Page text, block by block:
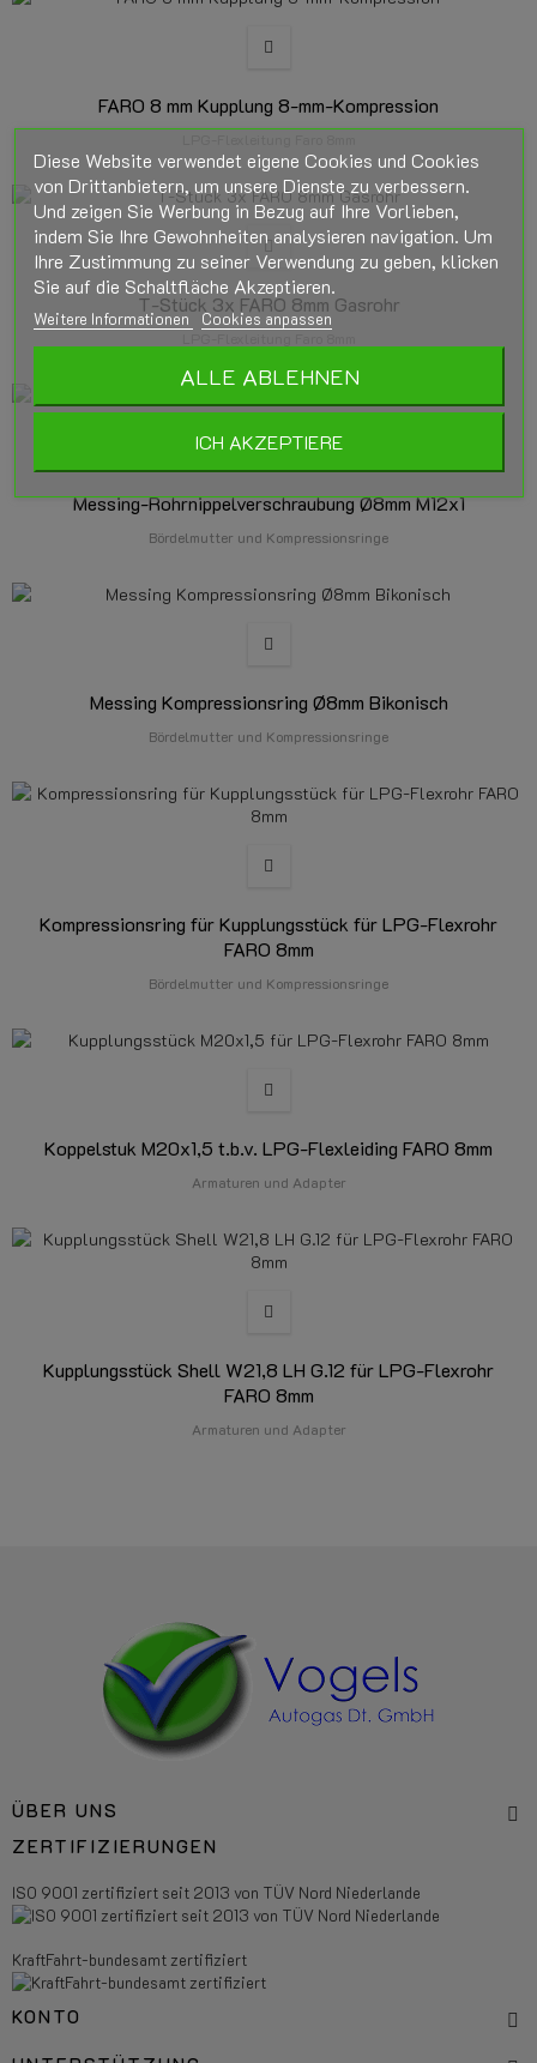
FARO 8 mm Kupplung 8-mm-Kompression
T-Stück 3x FARO 8mm Gasrohr
Messing-Rohrnippelverschraubung Ø8mm M12x1
Bördelmutter und Kompressionsringe
Messing Kompressionsring Ø8mm Bikonisch
Bördelmutter und Kompressionsringe
Kompressionsring für Kupplungsstück für LPG-Flexrohr
FARO 8mm
Bördelmutter und Kompressionsringe
Koppelstuk M20x1,5 t.b.v. LPG-Flexleiding FARO 8mm
Armaturen und Adapter
Kupplungsstück Shell W21,8 LH G.12 für LPG-Flexrohr
FARO 8mm
Armaturen und Adapter
ÜBER UNS
ZERTIFIZIERUNGEN
ISO 9001 zertifiziert seit 2013 von TÜV Nord Niederlande
KraftFahrt-bundesamt zertifiziert
KONTO
Diese Website verwendet eigene Cookies und Cookies
von Drittanbietern, um unsere Dienste zu verbessern.
Und zeigen Sie Werbung in Bezug auf Ihre Vorlieben,
indem Sie Ihre Gewohnheiten analysieren navigation. Um
Ihre Zustimmung zu seiner Verwendung zu geben, klicken
Sie auf die Schaltfläche Akzeptieren.
Weitere Informationen Cookies anpassen
ALLE ABLEHNEN
ICH AKZEPTIERE